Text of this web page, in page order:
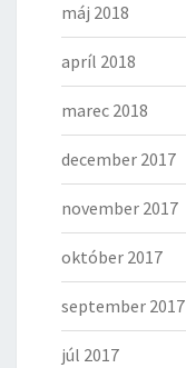
máj 2018
apríl 2018
marec 2018
december 2017
november 2017
október 2017
september 2017
júl 2017